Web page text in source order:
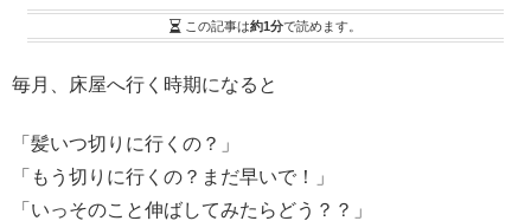
この記事は約1分で読めます。
毎月、床屋へ行く時期になると
「髪いつ切りに行くの？」
「もう切りに行くの？まだ早いで！」
「いっそのこと伸ばしてみたらどう？？」